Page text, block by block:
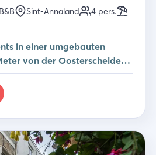
B&B Sint-Annaland 4 pers.
in einer umgebauten
von der Oosterschelde